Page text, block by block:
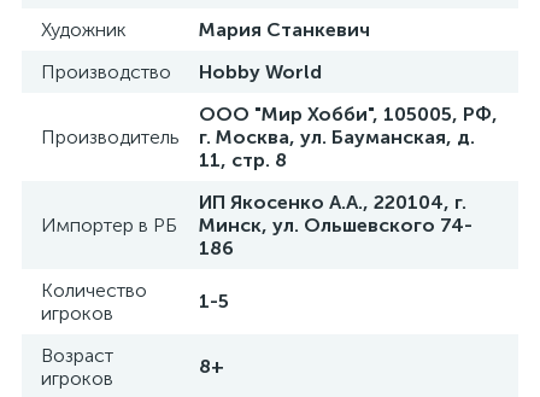
Художник
Мария Станкевич
Производство
Hobby World
Производитель
ООО "Мир Хобби", 105005, РФ,
г. Москва, ул. Бауманская, д.
11, стр. 8
Импортер в РБ
ИП Якосенко А.А., 220104, г.
Минск, ул. Ольшевского 74-
186
Количество
игроков
1-5
Возраст
игроков
8+